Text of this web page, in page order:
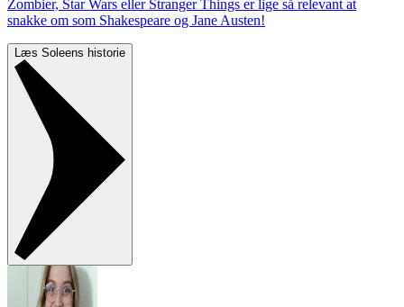
Zombier, Star Wars eller Stranger Things er lige så relevant at
snakke om som Shakespeare og Jane Austen!
Læs Soleens historie